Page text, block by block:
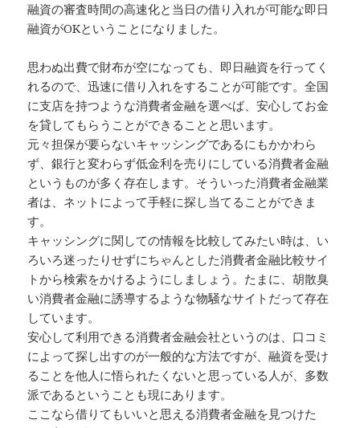
融資の審査時間の高速化と当日の借り入れが可能な即日
融資がOKということになりました。
思わぬ出費で財布が空になっても、即日融資を行ってく
れるので、迅速に借り入れをすることが可能です。全国
に支店を持つような消費者金融を選べば、安心してお金
を貸してもらうことができることと思います。
元々担保が要らないキャッシングであるにもかかわら
ず、銀行と変わらず低金利を売りにしている消費者金融
というものが多く存在します。そういった消費者金融業
者は、ネットによって手軽に探し当てることができま
す。
キャッシングに関しての情報を比較してみたい時は、い
ろいろ迷ったりせずにちゃんとした消費者金融比較サイ
トから検索をかけるようにしましょう。たまに、胡散臭
い消費者金融に誘導するような物騒なサイトだって存在
しています。
安心して利用できる消費者金融会社というのは、口コミ
によって探し出すのが一般的な方法ですが、融資を受け
ることを他人に悟られたくないと思っている人が、多数
派であるということも現にあります。
ここなら借りてもいいと思える消費者金融を見つけた